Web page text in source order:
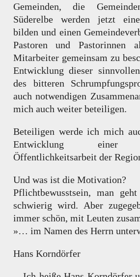
Gemeinden, die
Süderelbe werden jetzt
bilden und einen
Pastoren und Pastorinnen
Mitarbeiter gemeinsam zu
Entwicklung dieser
des bitteren
auch notwendigen
mich auch weiter beteiligen.
Beteiligen werde ich mich
Entwicklung einer
Öffentlichkeitsarbeit der
Und was ist die Motivation?
Pflichtbewusstsein, man
schwierig wird. Aber
immer schön, mit Leuten
»… im Namen des Herrn
Hans Korndörfer